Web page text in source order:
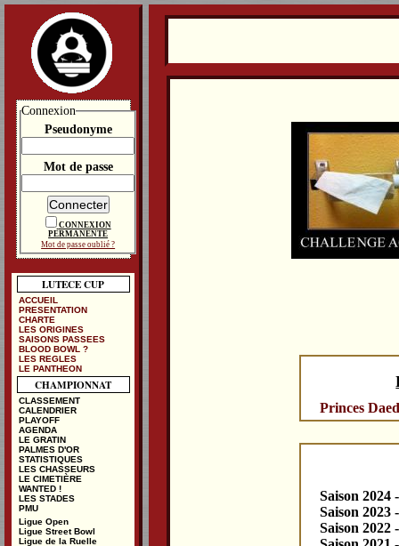
Princes
Saison 2024
Saison 2023
Saison 2022
Connexion
Pseudonyme
Mot de passe
CONNEXION
PERMANENTE
Mot de passe oublié ?
LUTECE CUP
ACCUEIL
PRESENTATION
CHARTE
LES ORIGINES
SAISONS PASSEES
BLOOD BOWL ?
LES REGLES
LE PANTHEON
CHAMPIONNAT
CLASSEMENT
CALENDRIER
PLAYOFF
AGENDA
LE GRATIN
PALMES D'OR
STATISTIQUES
LES CHASSEURS
LE CIMETIÈRE
WANTED !
LES STADES
PMU
Ligue Open
Ligue Street Bowl
Ligue de la Ruelle